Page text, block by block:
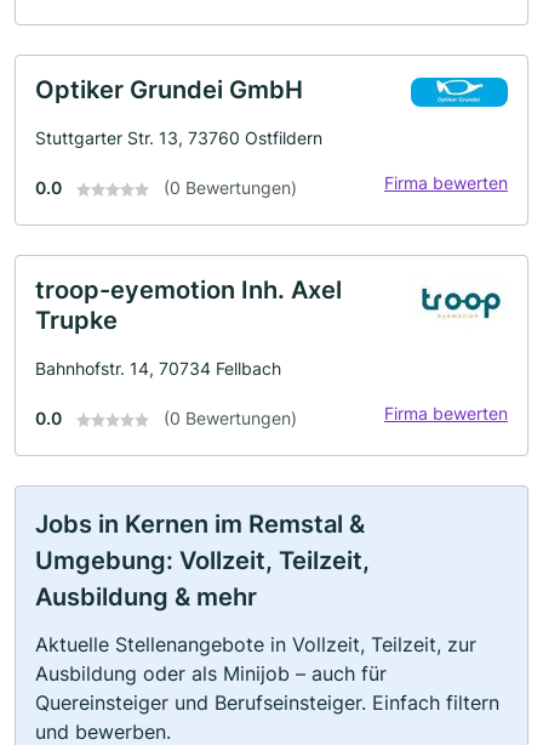
Optiker Grundei GmbH
Stuttgarter Str. 13, 73760 Ostfildern
0.0 (0 Bewertungen) Firma bewerten
troop-eyemotion Inh. Axel
Trupke
Bahnhofstr. 14, 70734 Fellbach
0.0 (0 Bewertungen) Firma bewerten
Jobs in Kernen im Remstal &
Umgebung: Vollzeit, Teilzeit,
Ausbildung & mehr
Aktuelle Stellenangebote in Vollzeit, Teilzeit, zur
Ausbildung oder als Minijob – auch für
Quereinsteiger und Berufseinsteiger. Einfach filtern
und bewerben.